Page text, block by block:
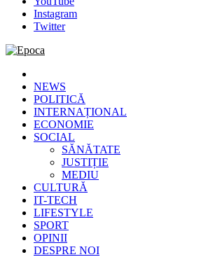
Instagram
Twitter
Epoca
Cele mai noi știri online din România
NEWS
POLITICĂ
INTERNAȚIONAL
ECONOMIE
SOCIAL
SĂNĂTATE
JUSTIȚIE
MEDIU
CULTURĂ
IT-TECH
LIFESTYLE
SPORT
OPINII
DESPRE NOI